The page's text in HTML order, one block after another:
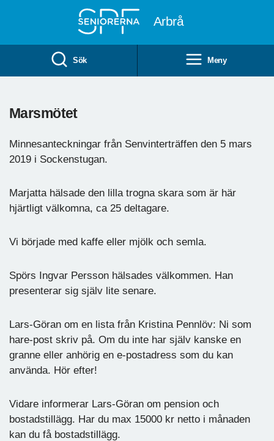
Arbrå
Sök Meny
Marsmötet
Minnesanteckningar från Senvinterträffen den 5 mars
2019 i Sockenstugan.
Marjatta hälsade den lilla trogna skara som är här
hjärtligt välkomna, ca 25 deltagare.
Vi började med kaffe eller mjölk och semla.
Spörs Ingvar Persson hälsades välkommen. Han
presenterar sig själv lite senare.
Lars-Göran om en lista från Kristina Pennlöv: Ni som
hare-post skriv på. Om du inte har själv kanske en
granne eller anhörig en e-postadress som du kan
använda. Hör efter!
Vidare informerar Lars-Göran om pension och
bostadstillägg. Har du max 15000 kr netto i månaden
kan du få bostadstillägg.